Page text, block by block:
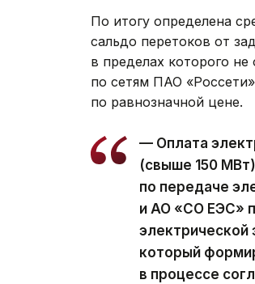
По итогу определена
сальдо перетоков от
в пределах которого
по сетям ПАО
по равнозначной цене.
— Оплата
(свыше 150
по передаче
и АО «СО ЕЭС»
электрической
который
в процессе